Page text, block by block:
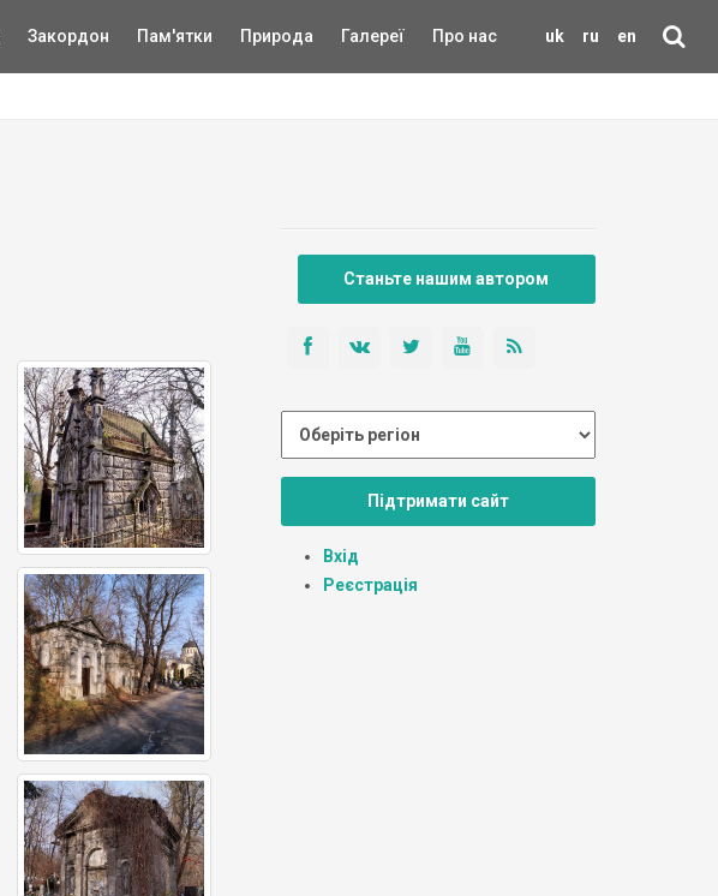
uk ru en
Закордон Пам'ятки Природа Галереї Про нас
Станьте нашим автором
Підтримати сайт
Вхід
Реєстрація